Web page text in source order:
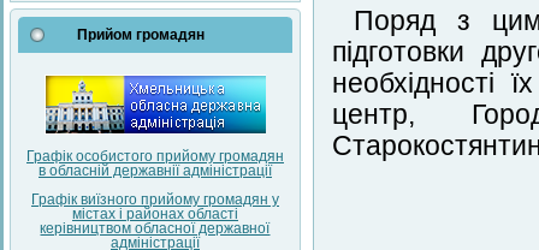
Прийом громадян
Графік особистого прийому громадян
в обласній державнії адміністрації
Графік виїзного прийому громадян у
містах і районах області
керівництвом обласної державної
адміністрації
Поряд з
підготовки
необхідності
центр,